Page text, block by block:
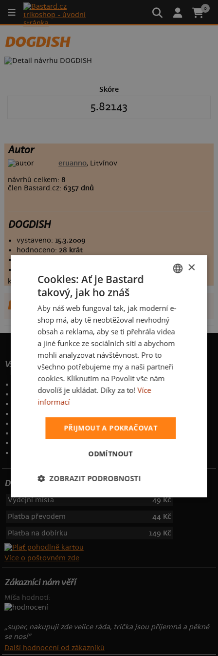
0
DOGDISH
Skóre
5.82143
Autor
eruanno, Litvínov
návrhů celkem:8
člen Bastard.cz:6357 dnů
DOGDISH
vystaveno: 15.3.2009
hodnoceno:28 krát
konečné hodnocení:5.82143
DALŠÍ NÁVRHY OD ERUANNO
Vše o nákupu
Garance výměny či vrácení
Časté otázky
Obchodní podmínky
Ochrana osobních údajů
Dotujeme poštovné
Výdejní místa
49 Kč
Platba převodem
44 Kč
Platba na dobírku
149 Kč
Více o poštovném zde
Zákazníci nám věří
Míša hodnotí:
„super, nakupuji zde velice ráda, trička jsou příjemná a pěkně
se nosí“
Další hodnocení od zákazníků
SLOVAK
×
Cookies: Ať je Bastard
takový, jak ho znáš
Aby náš web fungoval tak, jak moderní e-
shop má, aby tě neobtěžoval nevhodný
obsah a reklama, aby se ti přehrála videa
a jiné funkce ze sociálních sítí a abychom
mohli analyzovat návštěvnost. Pro to
všechno potřebujeme my a naši partneři
cookies. Kliknutím na Povolit vše nám
dovolíš je ukládat. Díky za to! Více
informací
PŘIJMOUT A POKRAČOVAT
ODMÍTNOUT
ZOBRAZIT PODROBNOSTI